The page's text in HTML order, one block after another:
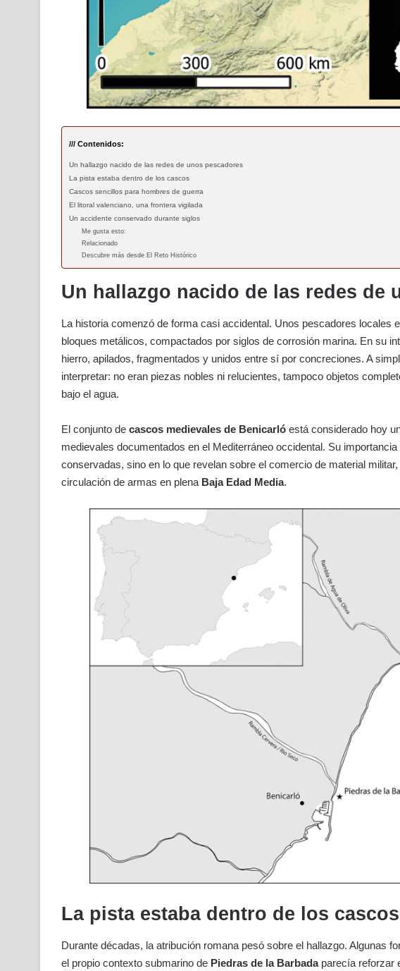
/// Contenidos:
Un hallazgo nacido de las redes de unos pescadores
La pista estaba dentro de los cascos
Cascos sencillos para hombres de guerra
El litoral valenciano, una frontera vigilada
Un accidente conservado durante siglos
Me gusta esto:
Relacionado
Descubre más desde El Reto Histórico
Un hallazgo nacido de las redes de
La historia comenzó de forma casi accidental. Unos pescadores locales
bloques metálicos, compactados por siglos de corrosión marina. En su
hierro, apilados, fragmentados y unidos entre sí por concreciones. A
interpretar: no eran piezas nobles ni relucientes, tampoco objetos
bajo el agua.
El conjunto de cascos medievales de Benicarló está considerado hoy
medievales documentados en el Mediterráneo occidental. Su
conservadas, sino en lo que revelan sobre el comercio de material
circulación de armas en plena Baja Edad Media.
La pista estaba dentro de los cascos
Durante décadas, la atribución romana pesó sobre el hallazgo. Algunas
el propio contexto submarino de Piedras de la Barbadaparecía reforzar